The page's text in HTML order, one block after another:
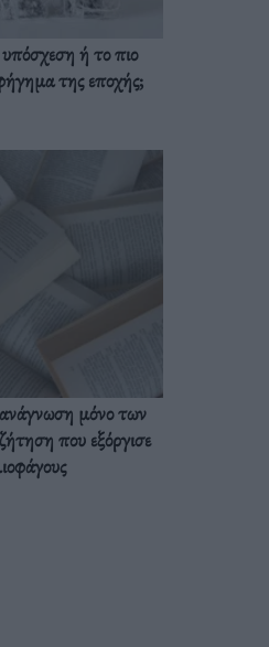
ή το πιο
της εποχής;
μόνο των
που εξόργισε